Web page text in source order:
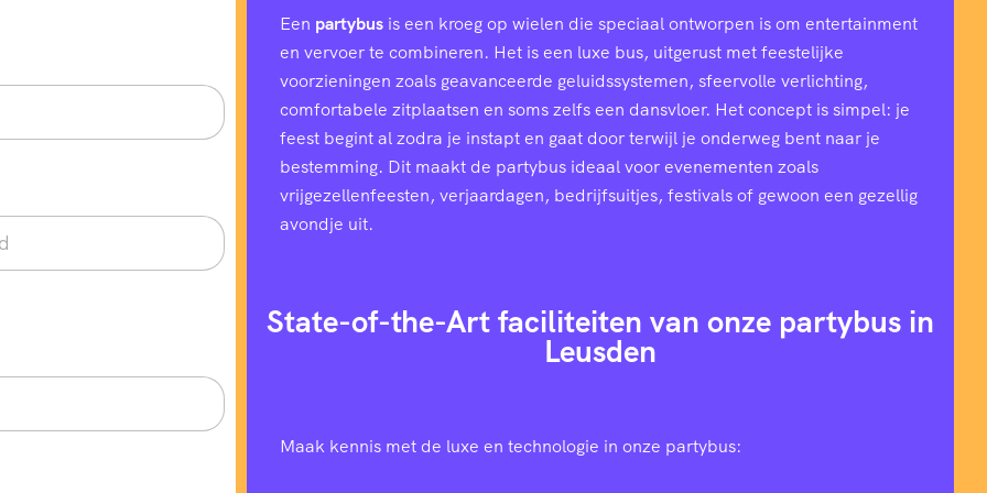
Een partybus is een kroeg op wielen die speciaal ontworpen is om entertainment
en vervoer te combineren. Het is een luxe bus, uitgerust met feestelijke
voorzieningen zoals geavanceerde geluidssystemen, sfeervolle verlichting,
comfortabele zitplaatsen en soms zelfs een dansvloer. Het concept is simpel: je
feest begint al zodra je instapt en gaat door terwijl je onderweg bent naar je
bestemming. Dit maakt de partybus ideaal voor evenementen zoals
vrijgezellenfeesten, verjaardagen, bedrijfsuitjes, festivals of gewoon een gezellig
avondje uit.
State-of-the-Art faciliteiten van onze partybus in
Leusden
Maak kennis met de luxe en technologie in onze partybus: